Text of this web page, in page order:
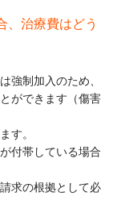
、治療費はどう
強制加入のため、
ができます（傷害
す。
付帯している場合
求の根拠として必